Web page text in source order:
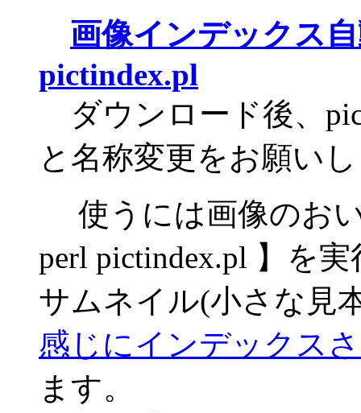
画像インデックス
pictindex.pl
ダウンロード後、
と名称変更をお願い
使うには画像のお
perl pictindex.pl 】を
サムネイル(小さな見
感じにインデックス
ます。